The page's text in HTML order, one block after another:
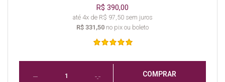
R$ 390,00
até 4x de R$ 97,50 sem juros
R$ 331,50 no pix ou boleto
COMPRAR